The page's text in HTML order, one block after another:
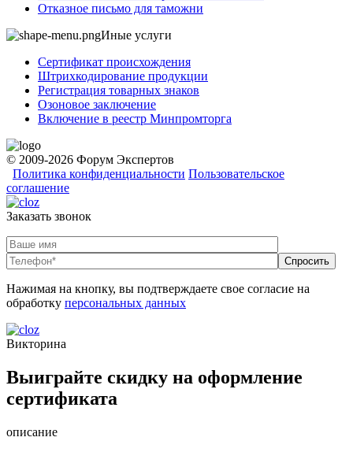
Отказное письмо для таможни
Иные услуги
Сертификат происхождения
Штрихкодирование продукции
Регистрация товарных знаков
Озоновое заключение
Включение в реестр Минпромторга
© 2009-2026 Форум Экспертов
Политика конфиденциальности Пользовательское
соглашение
Заказать звонок
Нажимая на кнопку, вы подтверждаете свое согласие на
обработку персональных данных
Викторина
Выиграйте скидку на оформление
сертификата
описание